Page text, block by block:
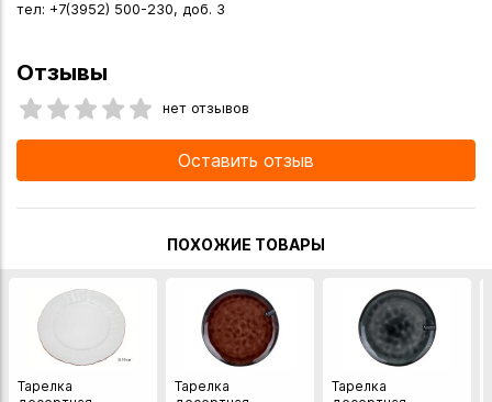
тел: +7(3952) 500-230, доб. 3
Отзывы
нет отзывов
Оставить отзыв
ПОХОЖИЕ ТОВАРЫ
Тарелка
Тарелка
Тарелка